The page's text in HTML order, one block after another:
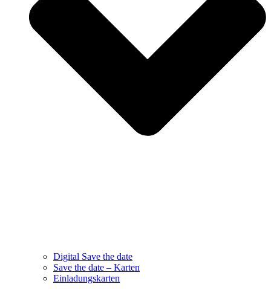
Digital Save the date
Save the date – Karten
Einladungskarten